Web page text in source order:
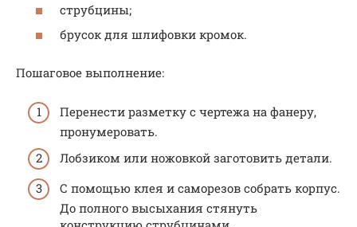
струбцины;
брусок для шлифовки кромок.
Пошаговое выполнение:
Перенести разметку с чертежа на фанеру,
пронумеровать.
Лобзиком или ножовкой заготовить детали.
С помощью клея и саморезов собрать корпус.
До полного высыхания стянуть